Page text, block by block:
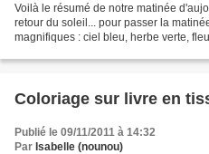
Voilà le résumé de notre matinée
retour du soleil... pour passer la
magnifiques : ciel bleu, herbe verte,
Coloriage sur livre en
Publié le 09/11/2011 à 14:32
Par Isabelle (nounou)